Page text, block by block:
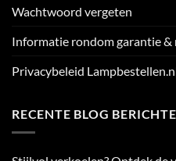
Wachtwoord vergeten
Informatie rondom garantie
Privacybeleid
RECENTE BLOG